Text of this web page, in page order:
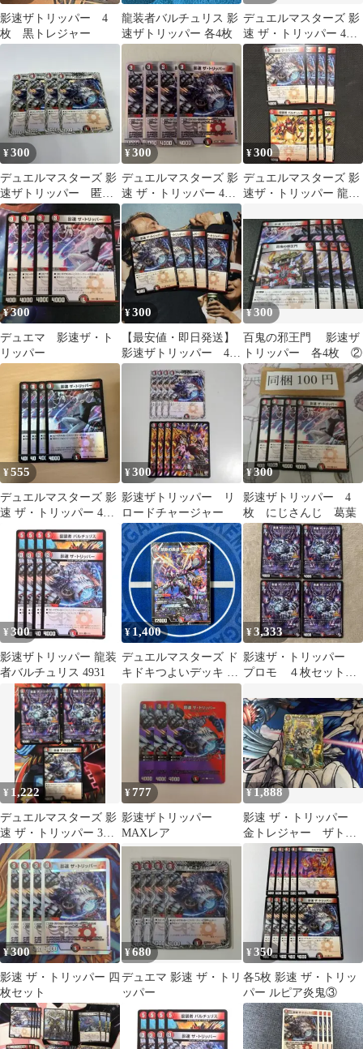
影速ザトリッパー 4
枚 黒トレジャー
龍装者バルチュリス 影
速ザトリッパー 各4枚
デュエルマスターズ 影
速 ザ・トリッパー 4枚
セット
¥300
デュエルマスターズ 影
速ザトリッパー 匿名
配送
¥300
デュエルマスターズ 影
速 ザ・トリッパー 4枚
セット
¥300
デュエルマスターズ 影
速ザ・トリッパー 龍装
¥300
デュエマ 影速ザ・ト
リッパー
¥300
【最安値・即日発送】
影速ザトリッパー 4
枚 影速ザ・トリッパ
ー ソニックコマンド
¥300
百鬼の邪王門 影速ザ
トリッパー 各4枚 ②
¥555
デュエルマスターズ 影
速 ザ・トリッパー 4枚
セット
¥300
影速ザトリッパー リ
ロードチャージャー
¥300
影速ザトリッパー 4
枚 にじさんじ 葛葉
¥ 300
影速ザトリッパー 龍装
者バルチュリス 4931
¥ 1,400
デュエルマスターズ ド
キドキつよいデッキ 25
の王道 敵は周回遅れ！
火水闇レッドゾーンデ
ッキ ブラックゾーン 新
品 未使用 未開封
¥3,333
影速ザ・トリッパー
プロモ ４枚セット
¥ 1,222
デュエルマスターズ 影
速 ザ・トリッパー 3枚
セット プロモ
¥777
影速ザトリッパー
MAXレア
¥1,888
影速 ザ・トリッパー
金トレジャー ザトリ
ッパー 金トレ デュ
エマ バイク
¥300
影速 ザ・トリッパー 四
枚セット
¥680
デュエマ 影速 ザ・トリ
ッパー
¥350
各5枚 影速 ザ・トリッ
パー ルピア炎鬼③